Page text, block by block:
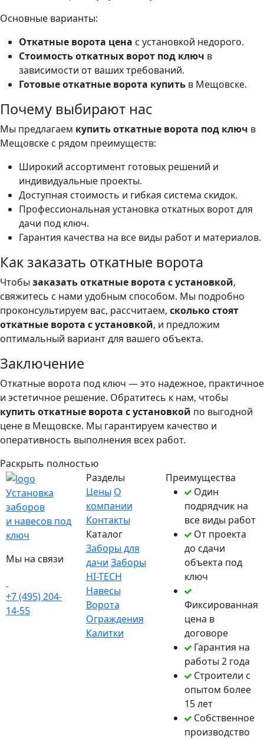
Основные варианты:
Откатные ворота цена с установкой недорого.
Стоимость откатных ворот под ключ в
зависимости от ваших требований.
Готовые откатные ворота купить в Мещовске.
Почему выбирают нас
Мы предлагаем купить откатные ворота под ключ в
Мещовске с рядом преимуществ:
Широкий ассортимент готовых решений и
индивидуальные проекты.
Доступная стоимость и гибкая система скидок.
Профессиональная установка откатных ворот для
дачи под ключ.
Гарантия качества на все виды работ и материалов.
Как заказать откатные ворота
Чтобы заказать откатные ворота с установкой,
свяжитесь с нами удобным способом. Мы подробно
проконсультируем вас, рассчитаем, сколько стоят
откатные ворота с установкой, и предложим
оптимальный вариант для вашего объекта.
Заключение
Откатные ворота под ключ — это надежное, практичное
и эстетичное решение. Обратитесь к нам, чтобы
купить откатные ворота с установкой по выгодной
цене в Мещовске. Мы гарантируем качество и
оперативность выполнения всех работ.
Раскрыть полностью
Установка
заборов
и навесов под
ключ
Мы на связи
+7 (495) 204-
14-55
Разделы
Цены О
компании
Контакты
Каталог
Заборы для
дачи Заборы
HI-TECH
Навесы
Ворота
Ограждения
Калитки
Преимущества
Один
подрядчик на
все виды работ
От проекта
до сдачи
объекта под
ключ
Фиксированная
цена в
договоре
Гарантия на
работы 2 года
Строители с
опытом более
15 лет
Собственное
производство